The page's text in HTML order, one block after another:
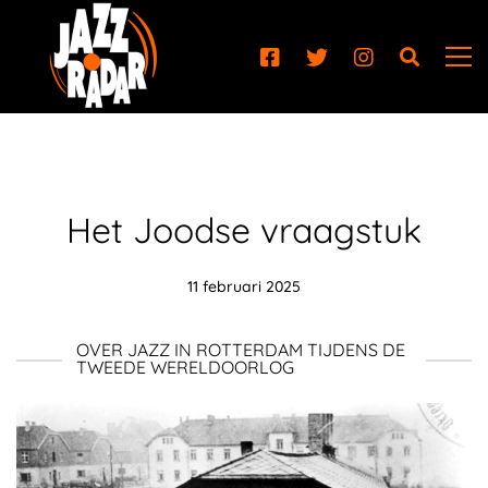
Het Joodse vraagstuk
11 februari 2025
OVER JAZZ IN ROTTERDAM TIJDENS DE
TWEEDE WERELDOORLOG